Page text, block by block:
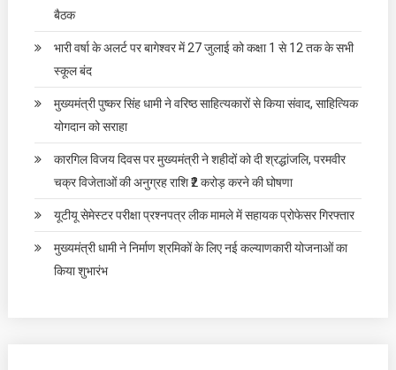
बैठक
भारी वर्षा के अलर्ट पर बागेश्वर में 27 जुलाई को कक्षा 1 से 12 तक के सभी
स्कूल बंद
मुख्यमंत्री पुष्कर सिंह धामी ने वरिष्ठ साहित्यकारों से किया संवाद, साहित्यिक
योगदान को सराहा
कारगिल विजय दिवस पर मुख्यमंत्री ने शहीदों को दी श्रद्धांजलि, परमवीर
चक्र विजेताओं की अनुग्रह राशि ₹2 करोड़ करने की घोषणा
यूटीयू सेमेस्टर परीक्षा प्रश्नपत्र लीक मामले में सहायक प्रोफेसर गिरफ्तार
मुख्यमंत्री धामी ने निर्माण श्रमिकों के लिए नई कल्याणकारी योजनाओं का
किया शुभारंभ